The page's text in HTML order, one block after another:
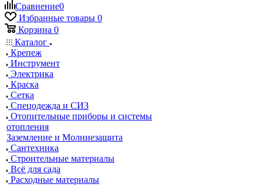
Сравнение0
Избранные товары 0
Корзина 0
Каталог
Крепеж
Инструмент
Электрика
Краска
Сетка
Спецодежда и СИЗ
Отопительные приборы и системы
отопления
Заземление и Молниезащита
Сантехника
Строительные материалы
Всё для сада
Расходные материалы